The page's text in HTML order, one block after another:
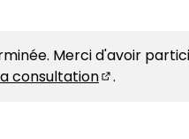
Merci d'avoir
consultation .